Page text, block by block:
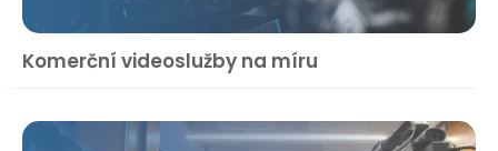
Komerční videoslužby na míru